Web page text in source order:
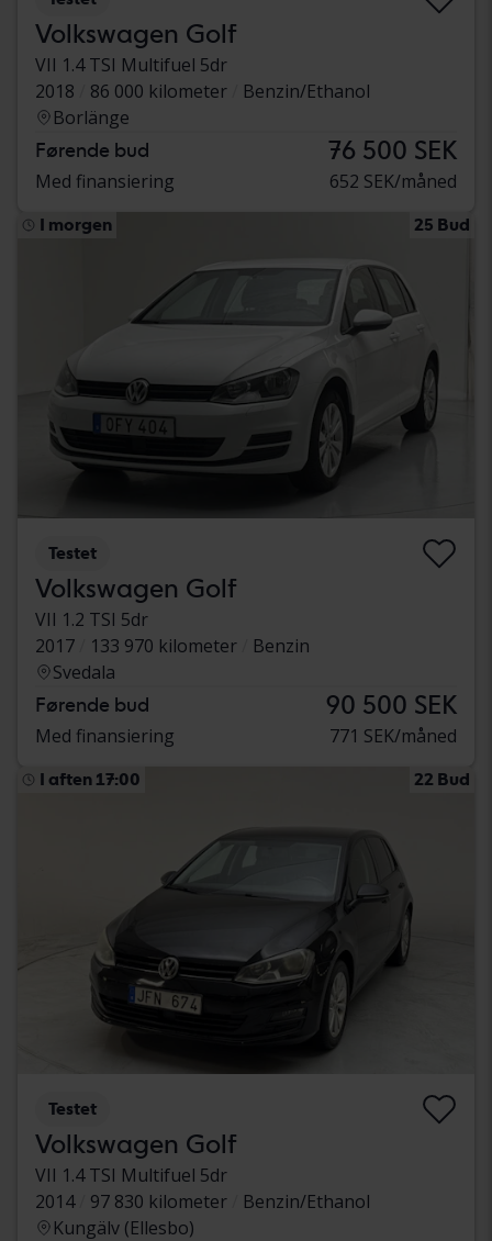
Volkswagen Golf
VII 1.4 TSI Multifuel 5dr
2018
86 000 kilometer
Benzin/Ethanol
Borlänge
Førende bud 76 500 SEK
Med finansiering 652 SEK/måned
I morgen 25 Bud
Testet
Volkswagen Golf
VII 1.2 TSI 5dr
2017
133 970 kilometer
Benzin
Svedala
Førende bud 90 500 SEK
Med finansiering 771 SEK/måned
I aften 17:00 22 Bud
Testet
Volkswagen Golf
VII 1.4 TSI Multifuel 5dr
2014
97 830 kilometer
Benzin/Ethanol
Kungälv (Ellesbo)